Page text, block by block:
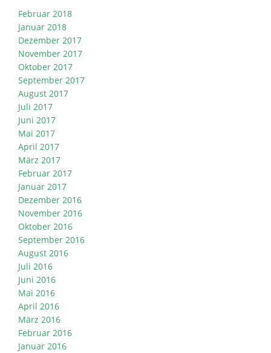
Februar 2018
Januar 2018
Dezember 2017
November 2017
Oktober 2017
September 2017
August 2017
Juli 2017
Juni 2017
Mai 2017
April 2017
März 2017
Februar 2017
Januar 2017
Dezember 2016
November 2016
Oktober 2016
September 2016
August 2016
Juli 2016
Juni 2016
Mai 2016
April 2016
März 2016
Februar 2016
Januar 2016